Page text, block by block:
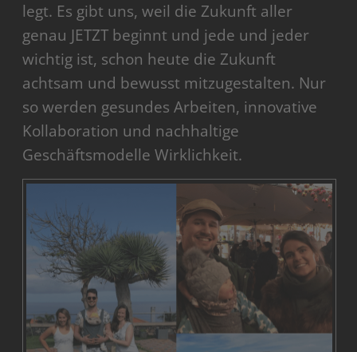
legt. Es gibt uns, weil die Zukunft aller
genau JETZT beginnt und jede und jeder
wichtig ist, schon heute die Zukunft
achtsam und bewusst mitzugestalten. Nur
so werden gesundes Arbeiten, innovative
Kollaboration und nachhaltige
Geschäftsmodelle Wirklichkeit.